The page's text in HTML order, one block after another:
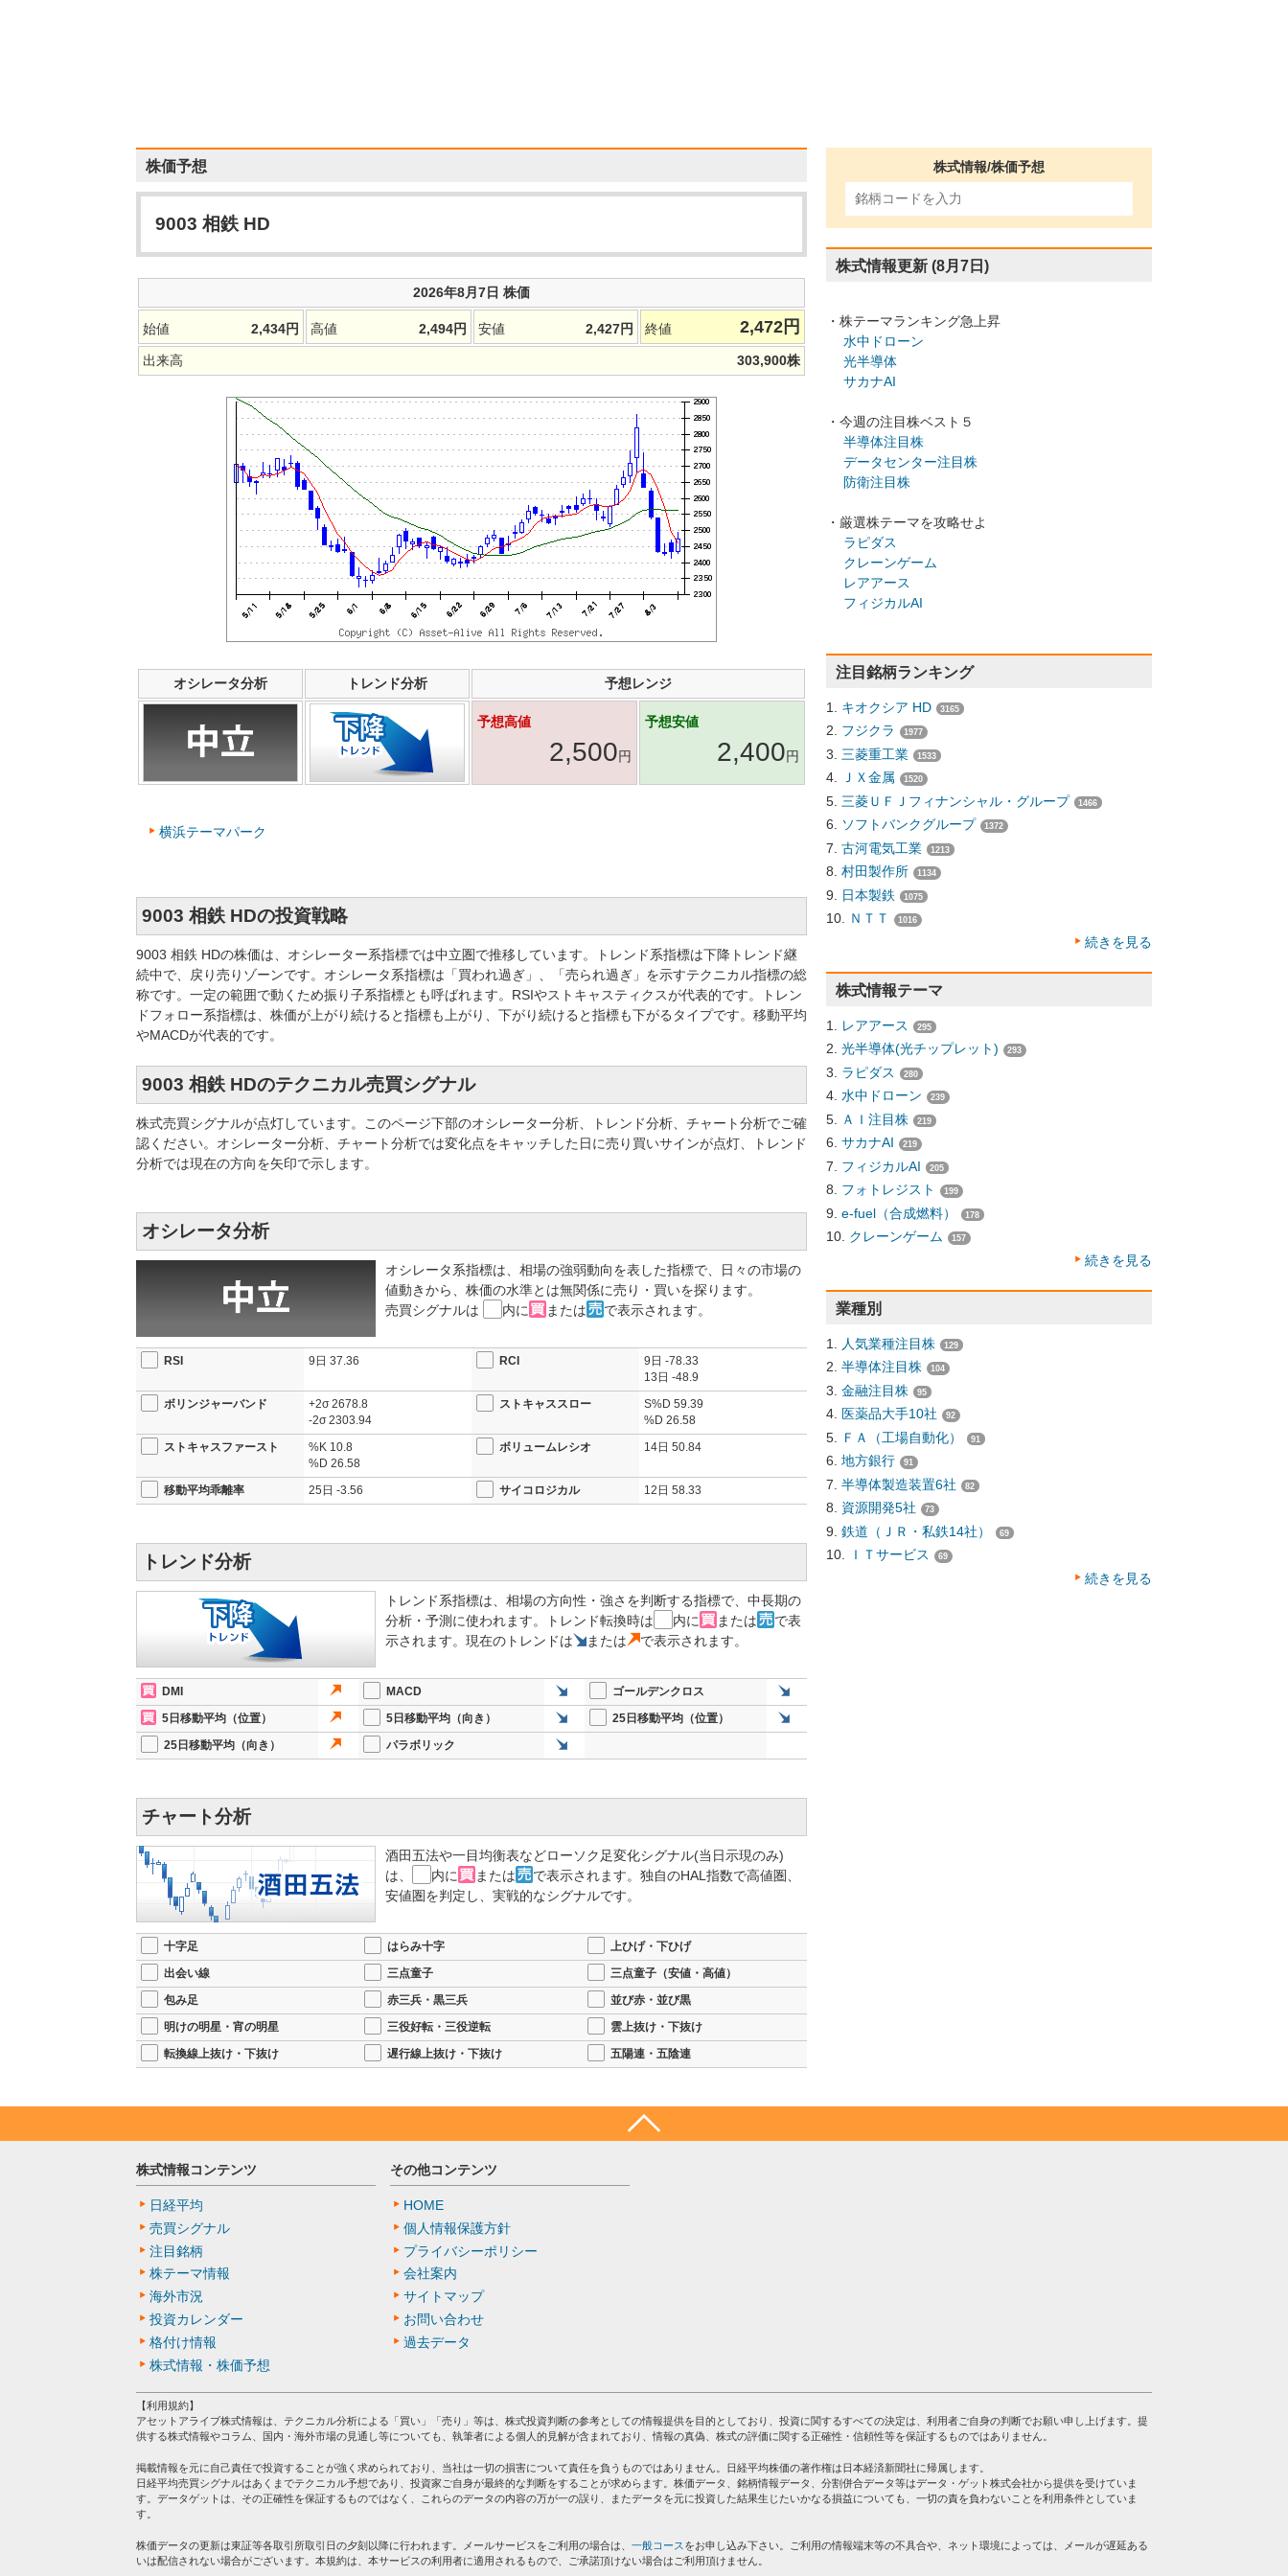
株価予想
9003 相鉄 HD
2026年8月7日 株価
始値 2,434円 高値 2,494円 安値 2,427円 終値 2,472 円
出来高 303,900株
オシレータ分析 トレンド分析 予想レンジ
予想高値
2,500円
予想安値
2,400円
横浜テーマパーク
9003 相鉄 HDの投資戦略
9003 相鉄 HDの株価は、オシレーター系指標では中立圏で推移しています。トレンド系指標は下降トレンド継
続中で、戻り売りゾーンです。オシレータ系指標は「買われ過ぎ」、「売られ過ぎ」を示すテクニカル指標の総
称です。一定の範囲で動くため振り子系指標とも呼ばれます。RSIやストキャスティクスが代表的です。トレン
ドフォロー系指標は、株価が上がり続けると指標も上がり、下がり続けると指標も下がるタイプです。移動平均
やMACDが代表的です。
9003 相鉄 HDのテクニカル売買シグナル
株式売買シグナルが点灯しています。このページ下部のオシレーター分析、トレンド分析、チャート分析でご確
認ください。オシレーター分析、チャート分析では変化点をキャッチした日に売り買いサインが点灯、トレンド
分析では現在の方向を矢印で示します。
オシレータ分析
オシレータ系指標は、相場の強弱動向を表した指標で、日々の市場の
値動きから、株価の水準とは無関係に売り・買いを探ります。
売買シグナルは
内に または で表示されます。
RSI 9日 37.36 RCI 9日 -78.33
13日 -48.9
ボリンジャーバンド
+2σ2678.8
-2σ2303.94
ストキャススロー S%D 59.39
%D 26.58
ストキャスファースト
%K 10.8
%D 26.58
ボリュームレシオ 14日 50.84
移動平均乖離率 25日 -3.56 サイコロジカル 12日 58.33
トレンド分析
トレンド系指標は、相場の方向性・強さを判断する指標で、中長期の
分析・予測に使われます。トレンド転換時は
内に または
で表
示されます。現在のトレンドは
または で表示されます。
DMI MACD
ゴールデンクロス
5日移動平均（位置）
5日移動平均（向き）
25日移動平均（位置）
25日移動平均（向き）
パラボリック
チャート分析
酒田五法や一目均衡表などローソク足変化シグナル(当日示現のみ)
は、
内に または
で表示されます。独自のHAL指数で高値圏、
安値圏を判定し、実戦的なシグナルです。
十字足 はらみ十字
上ひげ・下ひげ
出会い線
三点童子
三点童子（安値・高値）
包み足
赤三兵・黒三兵
並び赤・並び黒
明けの明星・宵の明星
三役好転・三役逆転
雲上抜け・下抜け
転換線上抜け・下抜け
遅行線上抜け・下抜け 五陽連・五陰連
株式情報/株価予想
株式情報更新 (8月7日)
・株テーマランキング急上昇
水中ドローン
光半導体
サカナAI
・今週の注目株ベスト５
半導体注目株
データセンター注目株
防衛注目株
・厳選株テーマを攻略せよ
ラピダス
クレーンゲーム
レアアース
フィジカルAI
注目銘柄ランキング
キオクシア HD 3165
フジクラ 1977
三菱重工業 1533
ＪＸ金属 1520
三菱ＵＦＪフィナンシャル・グループ 1466
ソフトバンクグループ 1372
古河電気工業 1213
村田製作所 1134
日本製鉄 1075
ＮＴＴ 1016
続きを見る
株式情報テーマ
レアアース 295
光半導体(光チップレット) 293
ラピダス 280
水中ドローン 239
ＡＩ注目株 219
サカナAI 219
フィジカルAI 205
フォトレジスト 199
e-fuel（合成燃料） 178
クレーンゲーム 157
続きを見る
業種別
人気業種注目株 129
半導体注目株 104
金融注目株 95
医薬品大手10社 92
ＦＡ（工場自動化） 91
地方銀行 91
半導体製造装置6社 82
資源開発5社 73
鉄道（ＪＲ・私鉄14社） 69
ＩＴサービス 69
続きを見る
株式情報コンテンツ
日経平均
売買シグナル
注目銘柄
株テーマ情報
海外市況
投資カレンダー
格付け情報
株式情報・株価予想
その他コンテンツ
HOME
個人情報保護方針
プライバシーポリシー
会社案内
サイトマップ
お問い合わせ
過去データ
【利用規約】
アセットアライブ株式情報は、テクニカル分析による「買い」「売り」等は、株式投資判断の参考としての情報提供を目的としており、投資に関するすべての決定は、利用者ご自身の判断でお願い申し上げます。提
供する株式情報やコラム、国内・海外市場の見通し等についても、執筆者による個人的見解が含まれており、情報の真偽、株式の評価に関する正確性・信頼性等を保証するものではありません。
掲載情報を元に自己責任で投資することが強く求められており、当社は一切の損害について責任を負うものではありません。日経平均株価の著作権は日本経済新聞社に帰属します。
日経平均売買シグナルはあくまでテクニカル予想であり、投資家ご自身が最終的な判断をすることが求めらます。株価データ、銘柄情報データ、分割併合データ等はデータ・ゲット株式会社から提供を受けていま
す。データゲットは、その正確性を保証するものではなく、これらのデータの内容の万が一の誤り、またデータを元に投資した結果生じたいかなる損益についても、一切の責を負わないことを利用条件としていま
す。
株価データの更新は東証等各取引所取引日の夕刻以降に行われます。メールサービスをご利用の場合は、 一般コース をお申し込み下さい。ご利用の情報端末等の不具合や、ネット環境によっては、メールが遅延ある
いは配信されない場合がございます。本規約は、本サービスの利用者に適用されるもので、ご承諾頂けない場合はご利用頂けません。